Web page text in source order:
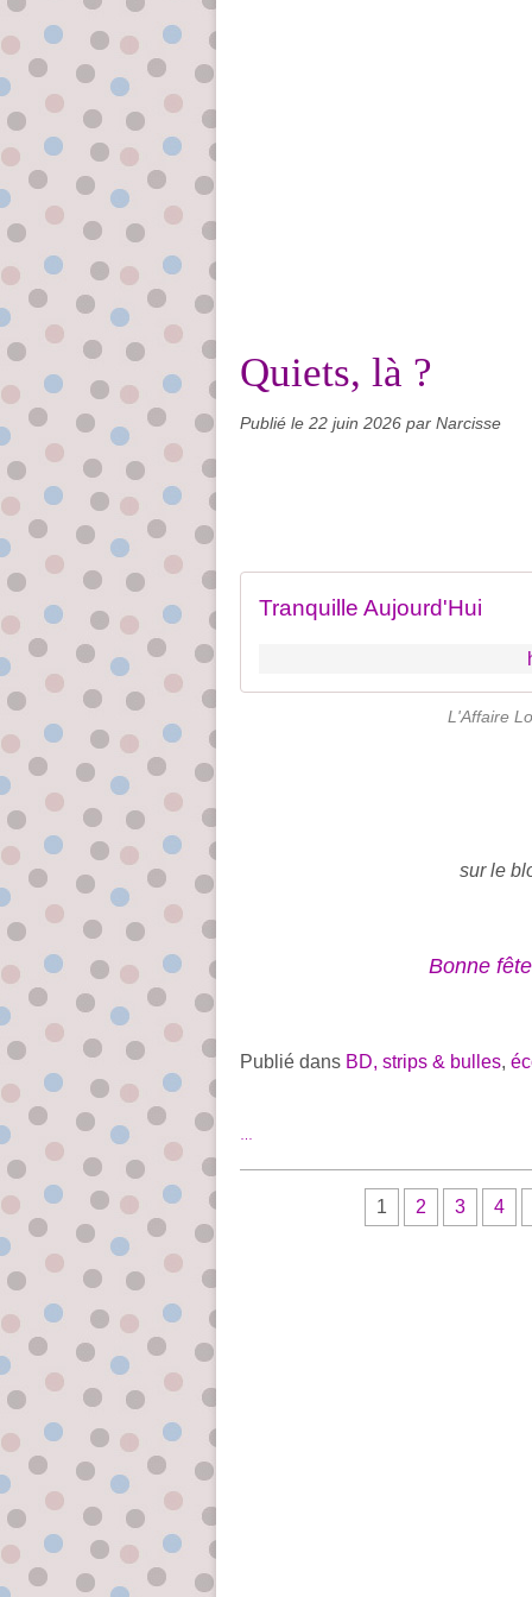
Quiets, là ?
Publié le 22 juin 2026 par Narcisse
Tranquille Aujourd'Hui
L'Affaire
sur le
Bonne
Publié dans BD, strips & bulles,
1 2 3 4